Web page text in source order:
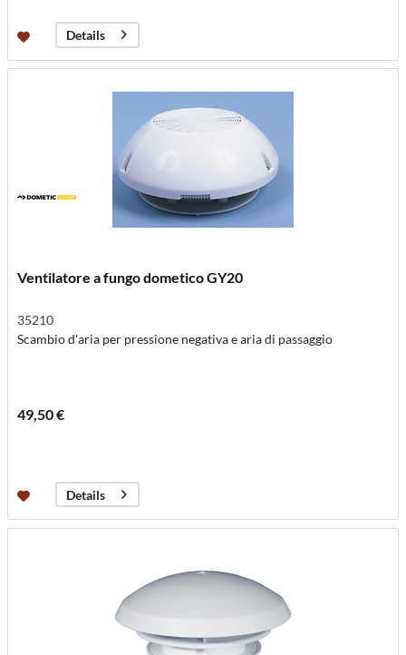
Details
Ventilatore a fungo dometico GY20
35210
Scambio d'aria per pressione negativa e aria di passaggio
49,50 €
Details